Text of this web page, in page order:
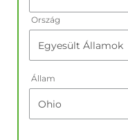
Ország
Állam